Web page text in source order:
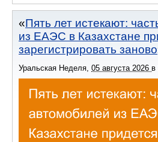
Пять лет истекают:
из ЕАЭС в Казахстане
зарегистрировать заново
Уральская Неделя 05 августа 2026 в